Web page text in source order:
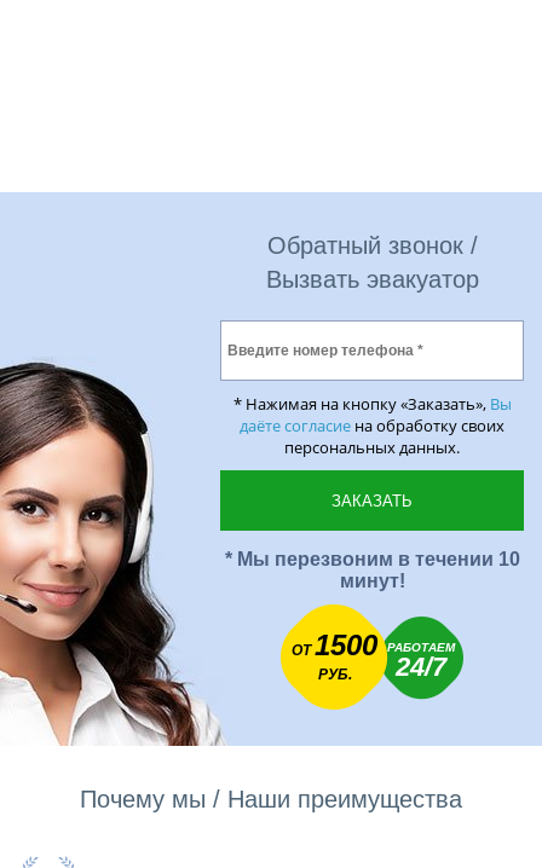
Обратный звонок /
Вызвать эвакуатор
* Нажимая на кнопку «Заказать», Вы
даёте согласие на обработку своих
персональных данных.
* Мы перезвоним в течении 10
минут!
ОТ1500
РУБ.
РАБОТАЕМ
24/7
Почему мы / Наши преимущества